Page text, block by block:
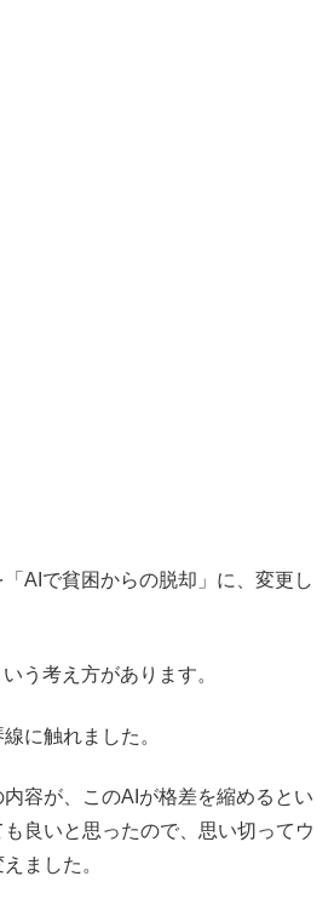
AIで貧困からの脱却」に、変更し
う考え方があります。
に触れました。
容が、このAIが格差を縮めるとい
良いと思ったので、思い切ってウ
ました。